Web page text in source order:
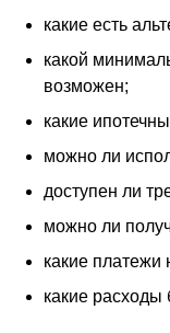
какие есть
какой
возможен;
какие
можно ли
доступен ли
можно ли
какие платежи
какие расходы